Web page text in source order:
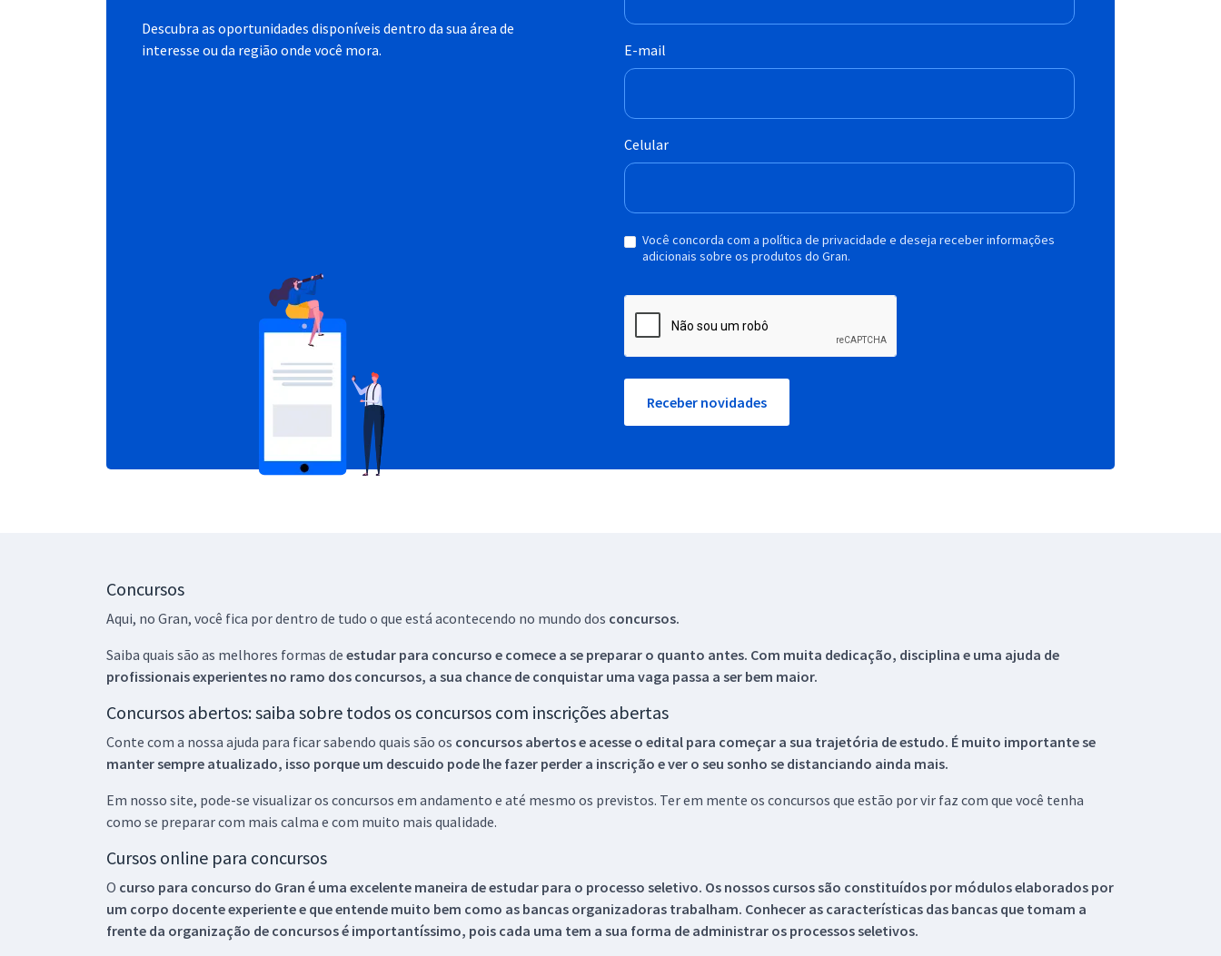
Descubra as oportunidades disponíveis dentro da sua área de
interesse ou da região onde você mora.
E-mail
Celular
Você concorda com a política de privacidade e deseja receber informações
adicionais sobre os produtos do Gran.
Receber novidades
Concursos
Aqui, no Gran, você fica por dentro de tudo o que está acontecendo no mundo dos concursos.
Saiba quais são as melhores formas de estudar para concurso e comece a se preparar o quanto antes. Com muita dedicação, disciplina e uma ajuda de
profissionais experientes no ramo dos concursos, a sua chance de conquistar uma vaga passa a ser bem maior.
Concursos abertos: saiba sobre todos os concursos com inscrições abertas
Conte com a nossa ajuda para ficar sabendo quais são os concursos abertos e acesse o edital para começar a sua trajetória de estudo. É muito importante se
manter sempre atualizado, isso porque um descuido pode lhe fazer perder a inscrição e ver o seu sonho se distanciando ainda mais.
Em nosso site, pode-se visualizar os concursos em andamento e até mesmo os previstos. Ter em mente os concursos que estão por vir faz com que você tenha
como se preparar com mais calma e com muito mais qualidade.
Cursos online para concursos
O curso para concurso do Gran é uma excelente maneira de estudar para o processo seletivo. Os nossos cursos são constituídos por módulos elaborados por
um corpo docente experiente e que entende muito bem como as bancas organizadoras trabalham. Conhecer as características das bancas que tomam a
frente da organização de concursos é importantíssimo, pois cada uma tem a sua forma de administrar os processos seletivos.